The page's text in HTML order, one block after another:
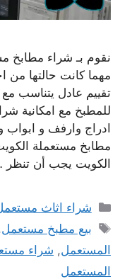
نقوم بـ شراء مطابخ
مهما كانت حالتها من
تقييم عادل يتناسب مع
للمطبخ مع امكانية
ادراج وارفف و
مطابخ مستعملة
الكويت يجب أن تنظر
التصنيفات
شراء اثاث
الوسوم
بيع مطبخ مستعمل
المستعمل, شراء
المستعمل